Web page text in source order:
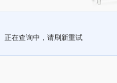
正在查询中，请刷新重试